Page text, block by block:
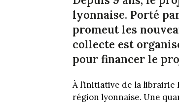
lyonnaise. Porté
promeut les
collecte est
pour financer le
À l’initiative de la librairie
région lyonnaise. Une